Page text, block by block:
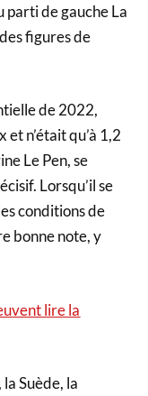
parti de gauche La
figures de
de 2022,
n’était qu’à 1,2
Le Pen, se
Lorsqu’il se
conditions de
bonne note, y
lire la
Suède, la